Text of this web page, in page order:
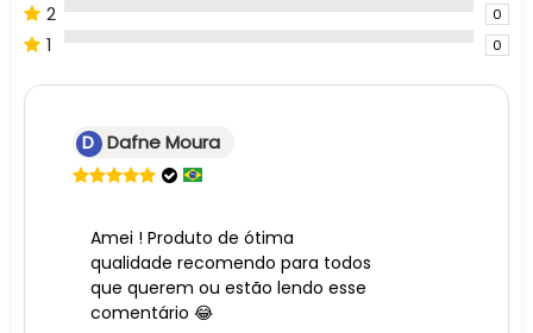
2 0
1 0
D Dafne Moura
Amei ! Produto de ótima
qualidade recomendo para todos
que querem ou estão lendo esse
comentário 😂